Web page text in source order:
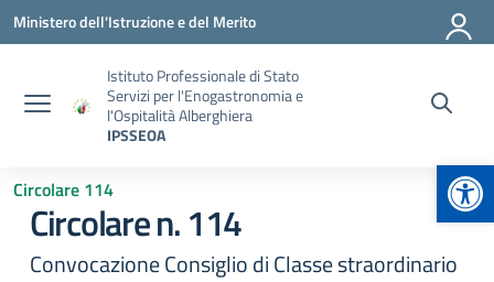
Vai ai contenuti
Vai al menu di navigazione
Vai al footer
Ministero dell'Istruzione e del Merito
Istituto Professionale di Stato
Servizi per l'Enogastronomia e
l'Ospitalità Alberghiera
IPSSEOA
Circolare 114
Circolare n. 114
Convocazione Consiglio di Classe straordinario